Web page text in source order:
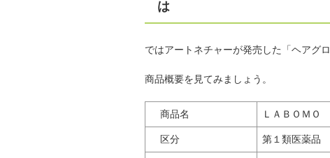
は
ではアートネチャーが発売した「ヘアグ
商品概要を見てみましょう。
商品名 ＬＡＢＯＭ
区分 第１類医薬品